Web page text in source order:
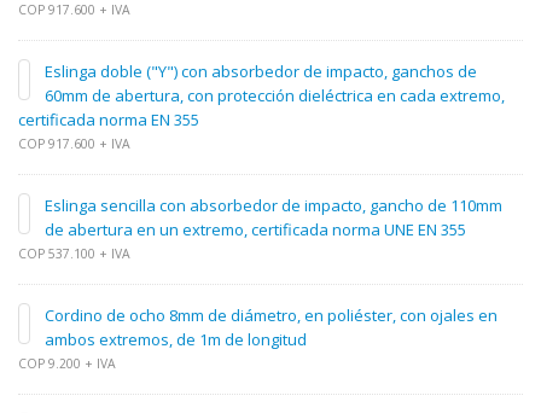
COP 917.600 + IVA
Eslinga doble ("Y") con absorbedor de impacto, ganchos de
60mm de abertura, con protección dieléctrica en cada extremo,
certificada norma EN 355
COP 917.600 + IVA
Eslinga sencilla con absorbedor de impacto, gancho de 110mm
de abertura en un extremo, certificada norma UNE EN 355
COP 537.100 + IVA
Cordino de ocho 8mm de diámetro, en poliéster, con ojales en
ambos extremos, de 1m de longitud
COP 9.200 + IVA